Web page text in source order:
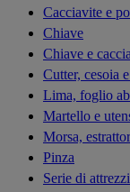
Cacciavite e
Chiave
Chiave e
Cutter, cesoia
Lima, foglio
Martello e
Morsa,
Pinza
Serie di attrezzi